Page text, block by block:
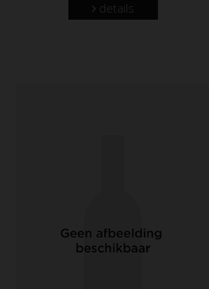
details